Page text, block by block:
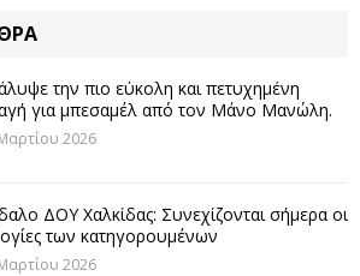
την πιο εύκολη και πετυχημένη
για μπεσαμέλ από τον Μάνο Μανώλη.
2026
ΔΟΥ Χαλκίδας: Συνεχίζονται σήμερα οι
των κατηγορουμένων
2026